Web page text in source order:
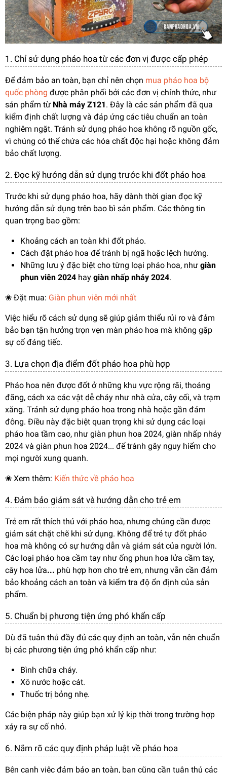
1. Chỉ sử dụng pháo hoa từ các đơn vị được cấp phép
Để đảm bảo an toàn, bạn chỉ nên chọn mua pháo hoa bộ
quốc phòng được phân phối bởi các đơn vị chính thức, như
sản phẩm từ Nhà máy Z121. Đây là các sản phẩm đã qua
kiểm định chất lượng và đáp ứng các tiêu chuẩn an toàn
nghiêm ngặt. Tránh sử dụng pháo hoa không rõ nguồn gốc,
vì chúng có thể chứa các hóa chất độc hại hoặc không đảm
bảo chất lượng.
2. Đọc kỹ hướng dẫn sử dụng trước khi đốt pháo hoa
Trước khi sử dụng pháo hoa, hãy dành thời gian đọc kỹ
hướng dẫn sử dụng trên bao bì sản phẩm. Các thông tin
quan trọng bao gồm:
Khoảng cách an toàn khi đốt pháo.
Cách đặt pháo hoa để tránh bị ngã hoặc lệch hướng.
Những lưu ý đặc biệt cho từng loại pháo hoa, như giàn
phun viên 2024 hay giàn nhấp nháy 2024.
❀ Đặt mua: Giàn phun viên mới nhất
Việc hiểu rõ cách sử dụng sẽ giúp giảm thiểu rủi ro và đảm
bảo bạn tận hưởng trọn vẹn màn pháo hoa mà không gặp
sự cố đáng tiếc.
3. Lựa chọn địa điểm đốt pháo hoa phù hợp
Pháo hoa nên được đốt ở những khu vực rộng rãi, thoáng
đãng, cách xa các vật dễ cháy như nhà cửa, cây cối, và trạm
xăng. Tránh sử dụng pháo hoa trong nhà hoặc gần đám
đông. Điều này đặc biệt quan trọng khi sử dụng các loại
pháo hoa tầm cao, như giàn phun hoa 2024, giàn nhấp nháy
2024 và giàn phun hoa 2024... để tránh gây nguy hiểm cho
mọi người xung quanh.
❀ Xem thêm: Kiến thức về pháo hoa
4. Đảm bảo giám sát và hướng dẫn cho trẻ em
Trẻ em rất thích thú với pháo hoa, nhưng chúng cần được
giám sát chặt chẽ khi sử dụng. Không để trẻ tự đốt pháo
hoa mà không có sự hướng dẫn và giám sát của người lớn.
Các loại pháo hoa cầm tay như ống phun hoa lửa cầm tay,
cây hoa lửa... phù hợp hơn cho trẻ em, nhưng vẫn cần đảm
bảo khoảng cách an toàn và kiểm tra độ ổn định của sản
phẩm.
5. Chuẩn bị phương tiện ứng phó khẩn cấp
Dù đã tuân thủ đầy đủ các quy định an toàn, vẫn nên chuẩn
bị các phương tiện ứng phó khẩn cấp như:
Bình chữa cháy.
Xô nước hoặc cát.
Thuốc trị bỏng nhẹ.
Các biện pháp này giúp bạn xử lý kịp thời trong trường hợp
xảy ra sự cố nhỏ.
6. Nắm rõ các quy định pháp luật về pháo hoa
Bên cạnh việc đảm bảo an toàn, bạn cũng cần tuân thủ các